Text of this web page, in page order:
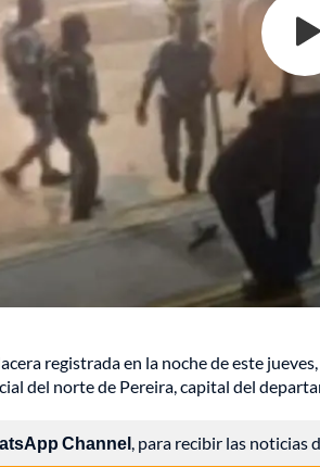
registrada en la noche de este
del norte de Pereira, capital del
Channel, para recibir las noticias